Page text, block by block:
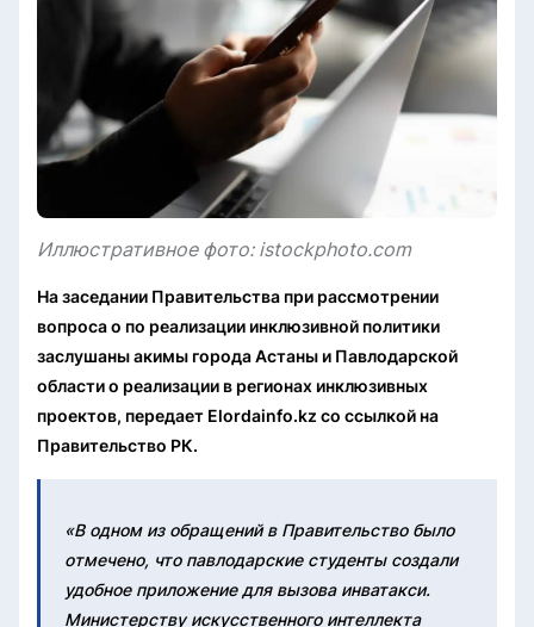
Иллюстративное фото: istockphoto.com
На заседании Правительства при рассмотрении
вопроса о по реализации инклюзивной политики
заслушаны акимы города Астаны и Павлодарской
области о реализации в регионах инклюзивных
проектов, передает Elordainfo.kz со ссылкой на
Правительство РК.
«В одном из обращений в Правительство было
отмечено, что павлодарские студенты создали
удобное приложение для вызова инватакси.
Министерству искусственного интеллекта